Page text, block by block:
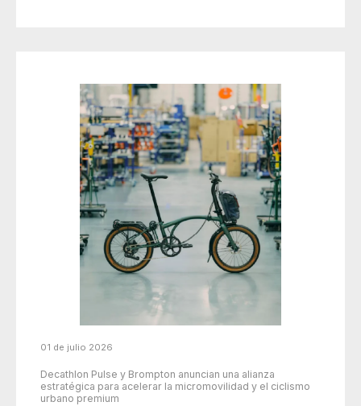
01 de julio 2026
Decathlon Pulse y Brompton anuncian una alianza
estratégica para acelerar la micromovilidad y el ciclismo
urbano premium